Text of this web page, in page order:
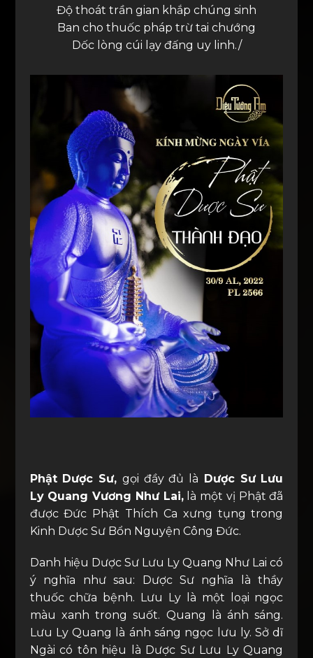
Độ thoát trần gian khắp chúng sinh
Ban cho thuốc pháp trừ tai chướng
Dốc lòng cúi lạy đấng uy linh./
Phật Dược Sư, gọi đầy đủ là Dược Sư Lưu
Ly Quang Vương Như Lai,là một vị Phật đã
được Đức Phật Thích Ca xưng tụng trong
Kinh Dược Sư Bổn Nguyện Công Đức.
Danh hiệu Dược Sư Lưu Ly Quang Như Lai có
ý nghĩa như sau: Dược Sư nghĩa là thầy
thuốc chữa bệnh. Lưu Ly là một loại ngọc
màu xanh trong suốt. Quang là ánh sáng.
Lưu Ly Quang là ánh sáng ngọc lưu ly. Sở dĩ
Ngài có tôn hiệu là Dược Sư Lưu Ly Quang